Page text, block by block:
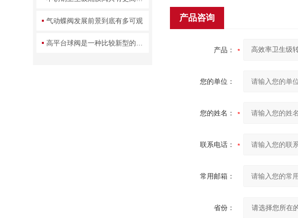
产品咨询
产品：
您的单位：
您的姓名：
联系电话：
常用邮箱：
省份：
气动蝶阀发展前景到底有多可观